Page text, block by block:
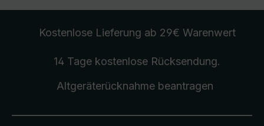
Kostenlose Lieferung ab 29€ Warenwert
14 Tage kostenlose Rücksendung.
Altgeräterücknahmebeantragen